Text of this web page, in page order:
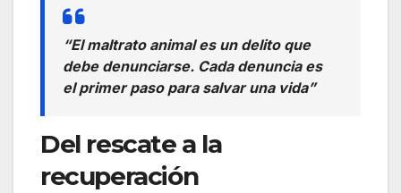
“El maltrato animal es un delito que
debe denunciarse. Cada denuncia es
el primer paso para salvar una vida”
Del rescate a la
recuperación